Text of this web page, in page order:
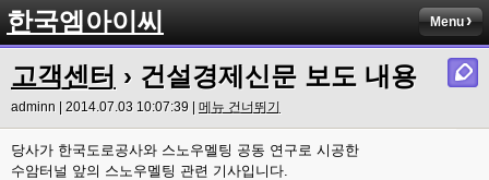
한국엠아이씨 Menu
고객센터 › 건설경제신문 보도 내용
adminn | 2014.07.03 10:07:39 | 메뉴 건너뛰기
당사가 한국도로공사와 스노우멜팅 공동 연구로 시공한
수암터널 앞의 스노우멜팅 관련 기사입니다.